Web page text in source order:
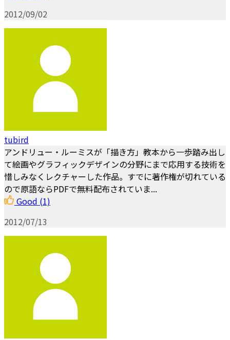
2012/09/02
tubird
アンドリュー・ルーミスが「描き方」教本から一歩踏み出し
て絵画やグラフィックデザインの分野にまで応用する技術を
惜しみなくレクチャーした作品。すでに著作権が切れている
ので原語ならPDFで無料配布されていま...
Good (1)
2012/07/13